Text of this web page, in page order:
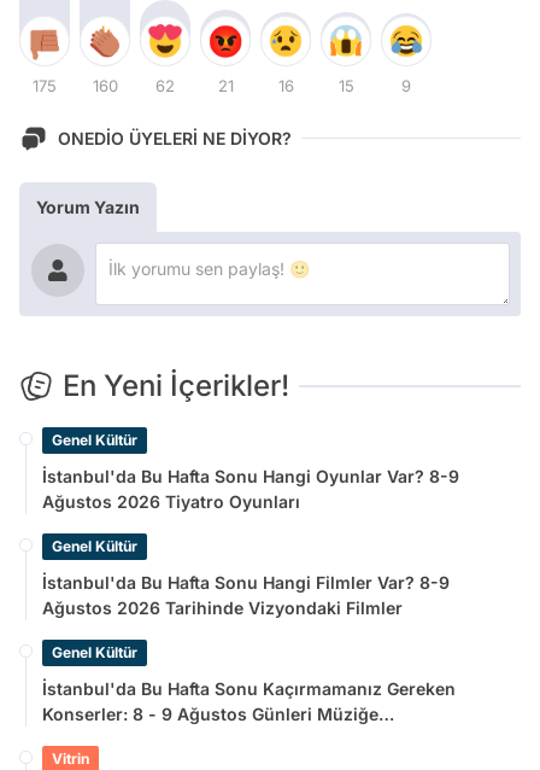
175 160 62 21 16 15 9
ONEDİO ÜYELERİ NE DİYOR?
Yorum Yazın
En Yeni İçerikler!
Genel Kültür
İstanbul'da Bu Hafta Sonu Hangi Oyunlar Var? 8-9
Ağustos 2026 Tiyatro Oyunları
Genel Kültür
İstanbul'da Bu Hafta Sonu Hangi Filmler Var? 8-9
Ağustos 2026 Tarihinde Vizyondaki Filmler
Genel Kültür
İstanbul'da Bu Hafta Sonu Kaçırmamanız Gereken
Konserler: 8 - 9 Ağustos Günleri Müziğe
Vitrin